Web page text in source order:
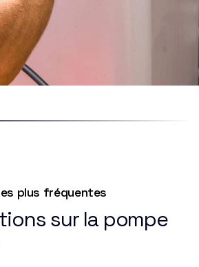
plus fréquentes
sur la pompe